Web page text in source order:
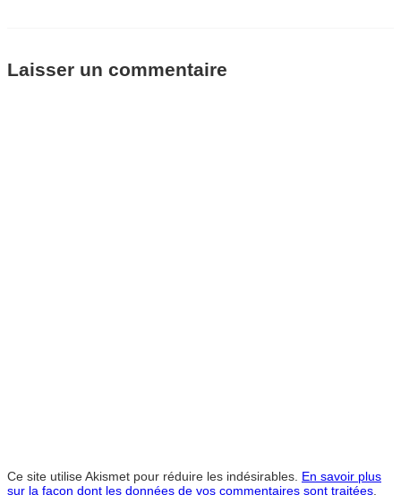
Laisser un commentaire
Ce site utilise Akismet pour réduire les indésirables. En savoir plus
sur la façon dont les données de vos commentaires sont traitées